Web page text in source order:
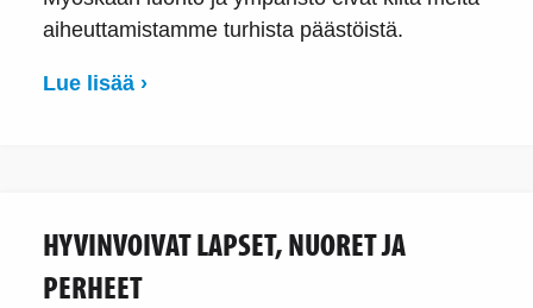
aiheuttamistamme turhista päästöistä.
Lue lisää ›
HYVINVOIVAT LAPSET, NUORET JA
PERHEET